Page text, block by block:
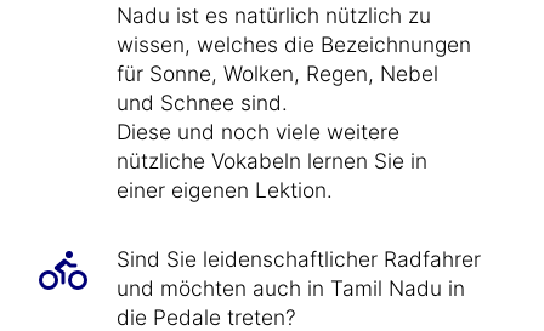
Nadu ist es natürlich nützlich zu
wissen, welches die Bezeichnungen
für Sonne, Wolken, Regen, Nebel
und Schnee sind.
Diese und noch viele weitere
nützliche Vokabeln lernen Sie in
einer eigenen Lektion.
Sind Sie leidenschaftlicher Radfahrer
und möchten auch in Tamil Nadu in
die Pedale treten?